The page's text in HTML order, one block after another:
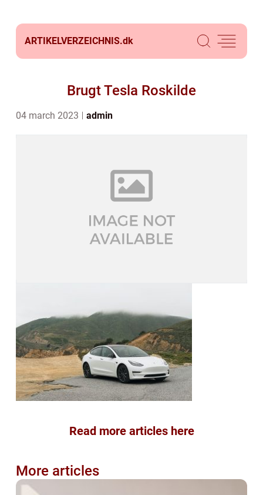
ARTIKELVERZEICHNIS.dk
Brugt Tesla Roskilde
04 march 2023 admin
Read more articles here
More articles